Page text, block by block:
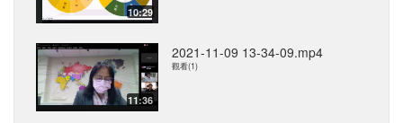
10:29
11:36
2021-11-09 13-34-09.mp4
觀看(1)